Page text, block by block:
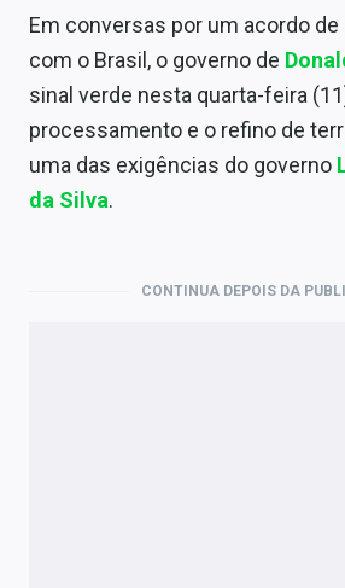
Mercados
Economia
Empresas
Em conversas por um acordo
com o Brasil, o governo de
sinal verde nesta quarta-feira
processamento e o refino de
uma das exigências do governo
da Silva.
CONTINUA DEPOIS DA